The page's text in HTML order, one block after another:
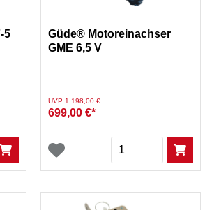
5
Güde® Motoreinachser
GME 6,5 V
Preis reduziert von
UVP 1.198,00 €auf
699,00 €*
Menge